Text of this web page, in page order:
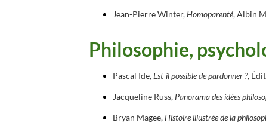
Jean-Pierre Winter,Homoparenté, Albin
Philosophie,
Pascal Ide,Est-il possible de pardonner ?,
Jacqueline Russ, Panorama des idées
Bryan Magee,Histoire illustrée de la